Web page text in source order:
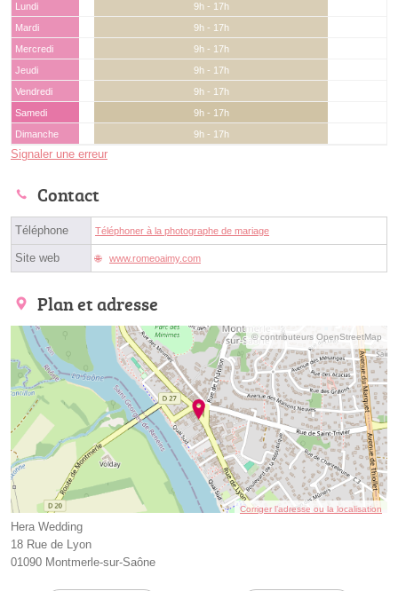
Lundi
9h - 17h
Mardi
9h - 17h
Mercredi
9h - 17h
Jeudi
9h - 17h
Vendredi
9h - 17h
Samedi
9h - 17h
Dimanche
9h - 17h
Signaler une erreur
Contact
Téléphone Téléphoner à la photographe de mariage
Site web www.romeoaimy.com
Plan et adresse
© contributeurs OpenStreetMap
Corriger l’adresse ou la localisation
Hera Wedding
18 Rue de Lyon
01090 Montmerle-sur-Saône